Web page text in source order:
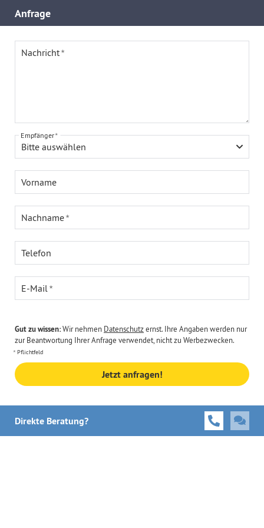
Anfrage
Nachricht
Bitte auswählen
Empfänger
Vorname
Nachname
Telefon
E-Mail
Gut zu wissen:Wir nehmen Datenschutzernst. Ihre Angaben werden nur
zur Beantwortung Ihrer Anfrage verwendet, nicht zu Werbezwecken.
Pflichtfeld
Jetzt anfragen!
Direkte Beratung?